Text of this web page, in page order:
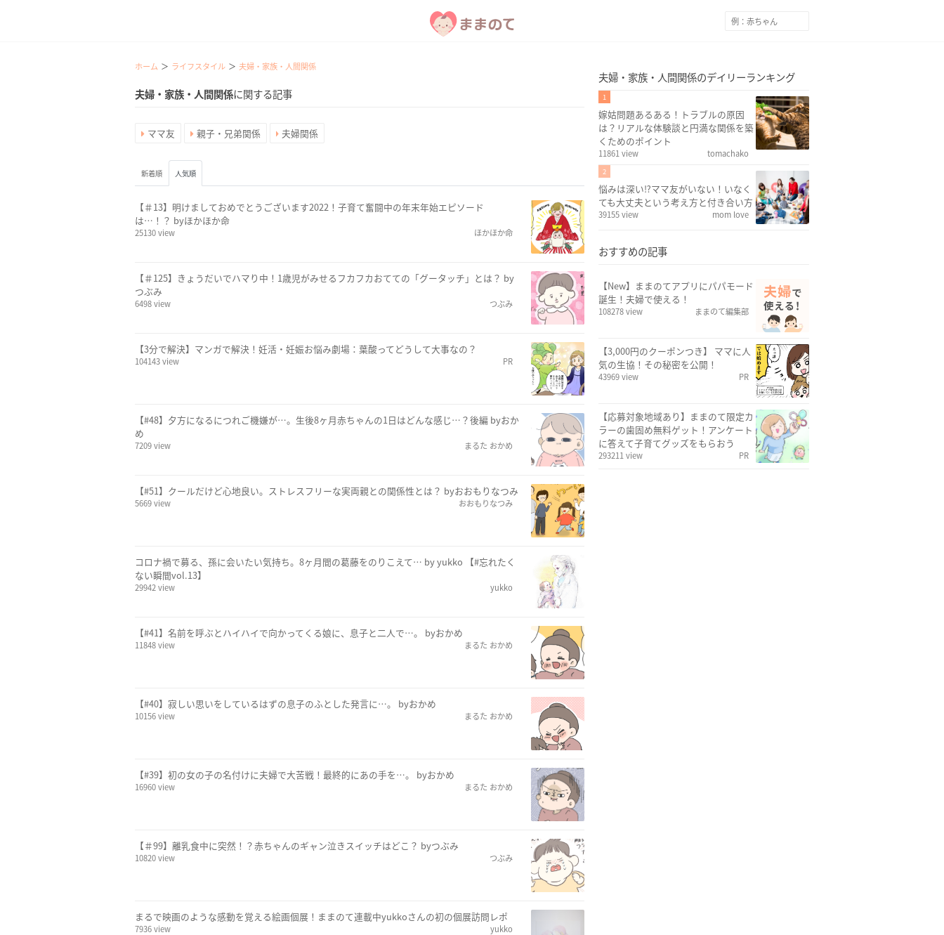
ホーム ライフスタイル 夫婦・家族・人間関係
夫婦・家族・人間関係に関する記事
ママ友 親子・兄弟関係 夫婦関係
新着順 人気順
【＃13】明けましておめでとうございます2022！子育て奮闘中の年末年始エピソード
は…！？ byほかほか命
25130 view ほかほか命
【＃125】きょうだいでハマり中！1歳児がみせるフカフカおてての「グータッチ」とは？ by
つぶみ
6498 view つぶみ
【3分で解決】マンガで解決！妊活・妊娠お悩み劇場：葉酸ってどうして大事なの？
104143 view PR
【#48】夕方になるにつれご機嫌が…。生後8ヶ月赤ちゃんの1日はどんな感じ…？後編 byおか
め
7209 view まるた おかめ
【#51】クールだけど心地良い。ストレスフリーな実両親との関係性とは？ byおおもりなつみ
5669 view おおもりなつみ
コロナ禍で募る、孫に会いたい気持ち。8ヶ月間の葛藤をのりこえて… by yukko 【#忘れたく
ない瞬間vol.13】
29942 view yukko
【#41】名前を呼ぶとハイハイで向かってくる娘に、息子と二人で…。 byおかめ
11848 view まるた おかめ
【#40】寂しい思いをしているはずの息子のふとした発言に…。 byおかめ
10156 view まるた おかめ
【#39】初の女の子の名付けに夫婦で大苦戦！最終的にあの手を…。 byおかめ
16960 view まるた おかめ
【＃99】離乳食中に突然！？赤ちゃんのギャン泣きスイッチはどこ？ byつぶみ
10820 view つぶみ
まるで映画のような感動を覚える絵画個展！ままのて連載中yukkoさんの初の個展訪問レポ
7936 view yukko
夫婦・家族・人間関係のデイリーランキング
1
嫁姑問題あるある！トラブルの原因
は？リアルな体験談と円満な関係を築
くためのポイント
11861 view tomachako
2
悩みは深い⁉ママ友がいない！いなく
ても大丈夫という考え方と付き合い方
39155 view mom love
おすすめの記事
【New】ままのてアプリにパパモード
誕生！夫婦で使える！
108278 view ままのて編集部
【3,000円のクーポンつき】 ママに人
気の生協！その秘密を公開！
43969 view PR
【応募対象地域あり】ままのて限定カ
ラーの歯固め無料ゲット！アンケート
に答えて子育てグッズをもらおう
293211 view PR